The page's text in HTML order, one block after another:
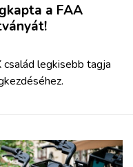
a FAA
legkisebb tagja